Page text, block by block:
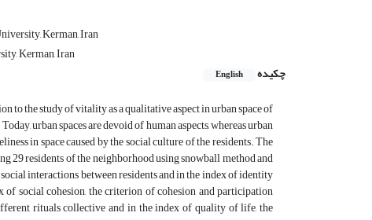
Kerman, Iran
Kerman, Iran
چکیده
English
to the study of vitality as a qualitative aspect in urban space of
urban spaces are devoid of human aspects, whereas urban
in space caused by the social culture of the residents. The
29 residents of the neighborhood using snowball method and
interactions between residents and in the index of identity
social cohesion, the criterion of cohesion and participation
rituals collective and in the index of quality of life, the